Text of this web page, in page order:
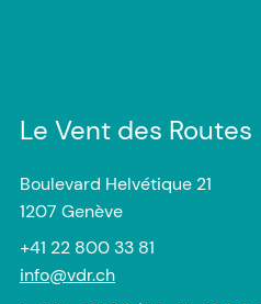
Le Vent des Routes
Boulevard Helvétique 21
1207 Genève
+41 22 800 33 81
info@vdr.ch